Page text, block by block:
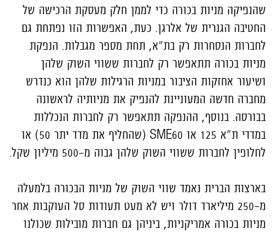
שהנפיקה מניות בכורה כדי לממן חלק מעסקת הרכישה של
החטיבה הגנרית של אלרגן. כעת, האפשרות הזו נפתחת גם
לחברות הנסחרות רק בת"א, תחת מספר מגבלות. הנפקת
מניות בכורה תתאפשר רק לחברות ששווי השוק שלהן
ושיעור אחזקות הציבור במניות הרגילות שלהן הוא כנדרש
מחברה חדשה המעוניינת להנפיק את מניותיה לראשונה
בבורסה. בנוסף, ההנפקה תתאפשר רק לחברות הנכללות
במדדי ת"א 125 או SME60 (שהחליף את מדד יתר 50) או
לחלופין לחברות ששווי השוק שלהן גבוה מ-500 מיליון שקל.
בארצות הברית נאמד שווי השוק של מניות הבכורה בלמעלה
מ-250 מיליארד דולר ויש לא מעט תעודות סל העוקבות אחר
מניות בכורה אמריקניות, ביניהן גם חברות מובילות שכולנו